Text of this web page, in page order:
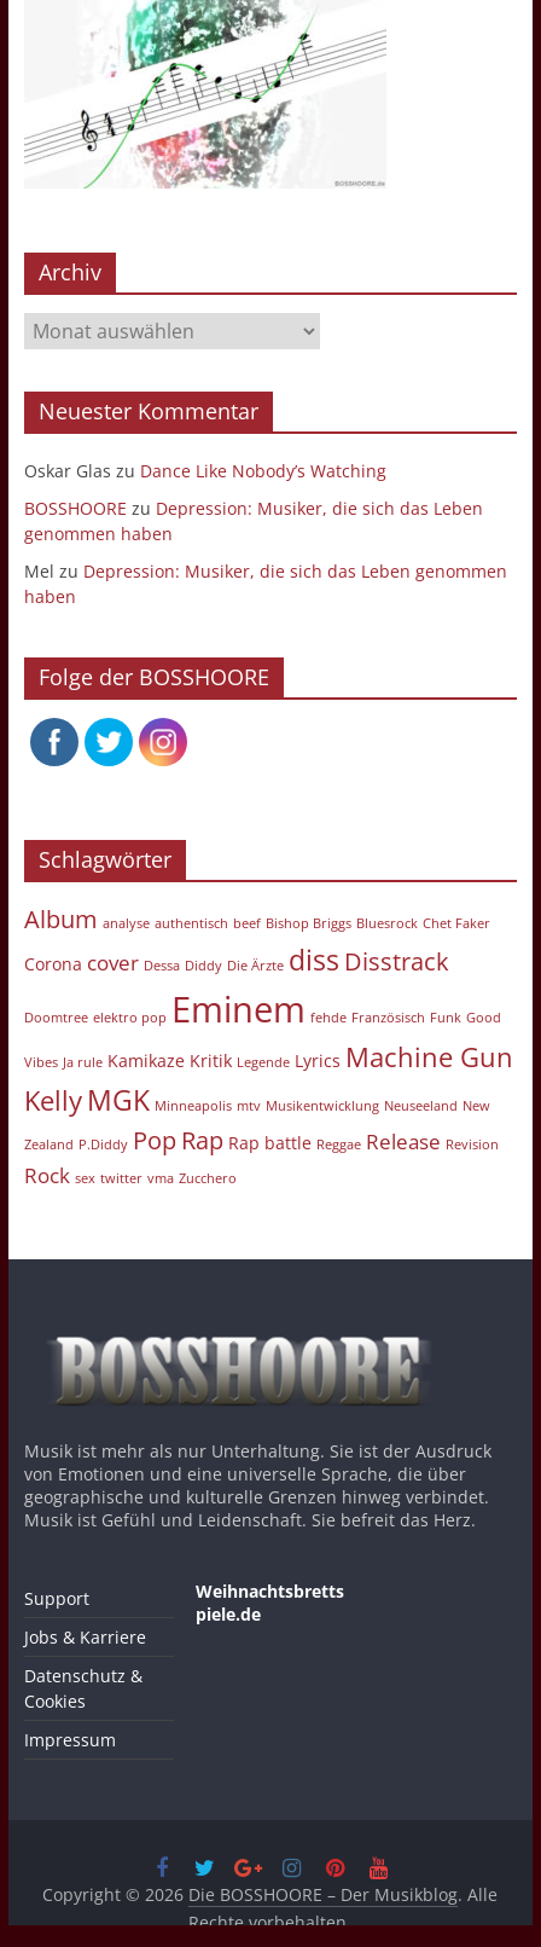
Archiv
Archiv
Neuester Kommentar
Oskar Glas zu Dance Like Nobody’s Watching
BOSSHOORE zu Depression: Musiker, die sich das Leben
genommen haben
Mel zu Depression: Musiker, die sich das Leben genommen
haben
Folge der BOSSHOORE
Schlagwörter
Album analyse authentisch beef Bishop Briggs Bluesrock Chet Faker
Corona cover Dessa Diddy Die Ärzte diss Disstrack
Doomtree elektro pop Eminem fehde Französisch Funk Good
Vibes Ja rule Kamikaze Kritik Legende Lyrics Machine Gun
Kelly MGK Minneapolis mtv Musikentwicklung Neuseeland New
Zealand P.Diddy Pop Rap Rap battle Reggae Release Revision
Rock sex twitter vma Zucchero
Musik ist mehr als nur Unterhaltung. Sie ist der Ausdruck
von Emotionen und eine universelle Sprache, die über
geographische und kulturelle Grenzen hinweg verbindet.
Musik ist Gefühl und Leidenschaft. Sie befreit das Herz.
Support
Jobs & Karriere
Datenschutz &
Cookies
Impressum
Weihnachtsbretts
piele.de
Copyright © 2026 Die BOSSHOORE – Der Musikblog. Alle
Rechte vorbehalten.